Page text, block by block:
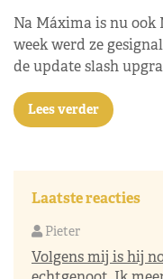
Na Máxima is nu ook
week werd ze
de update slash
Lees verder
Laatste reacties
Pieter
Volgens mij is hij